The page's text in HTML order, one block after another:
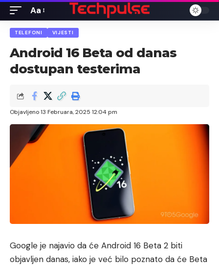
Font
Resizer
Aa
TELEFONI VIJESTI
Android 16 Beta od danas
dostupan testerima
Objavljeno 13 Februara, 2025 12:04 pm
Google je najavio da će Android 16 Beta 2 biti
objavljen danas, iako je već bilo poznato da će Beta